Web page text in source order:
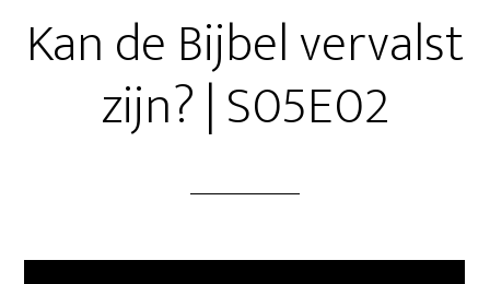
Kan de Bijbel vervalst
zijn? | S05E02